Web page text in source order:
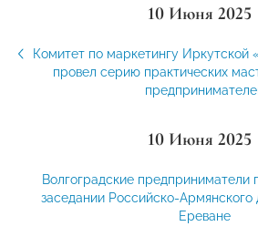
10 Июня 2025
Комитет по маркетингу
провел серию практических
10 Июня 2025
Волгоградские предприниматели
заседании Российско-Армянского
Ереване